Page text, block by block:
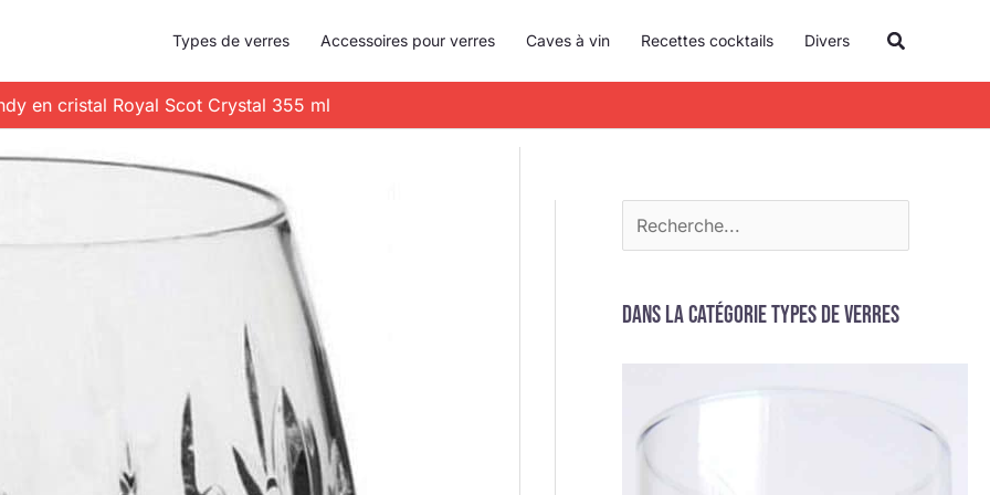
Types de verres Accessoires pour verres Caves à vin Recettes cocktails Divers
en cristal Royal Scot Crystal 355 ml
c
h
e
Dans la catégorie Types de verres